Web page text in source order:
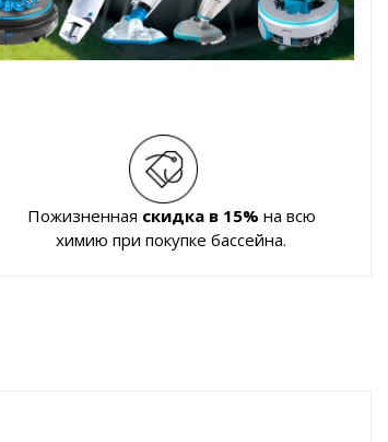
Пожизненная скидка в 15% на всю
химию при покупке бассейна.